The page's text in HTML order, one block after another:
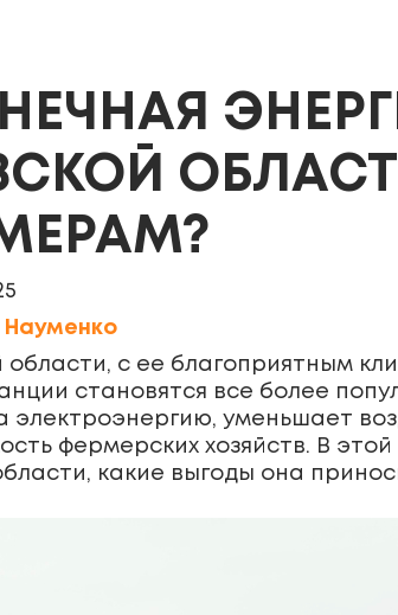
Науменко
области, с ее благоприятным
становятся все более
электроэнергию, уменьшает
фермерских хозяйств. В
какие выгоды она